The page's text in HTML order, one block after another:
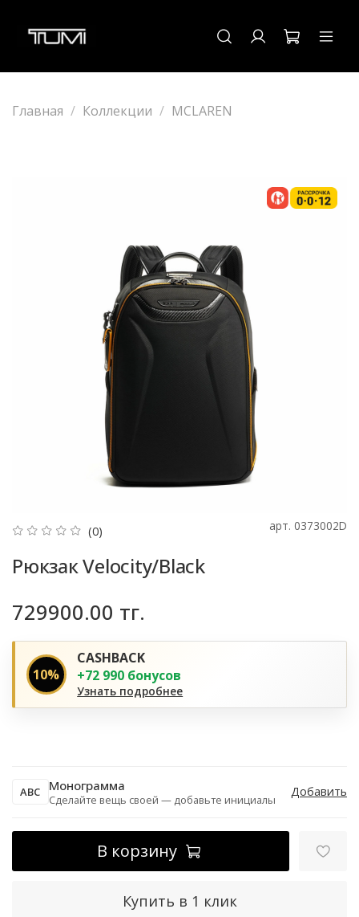
Главная Коллекции MCLAREN
(0) арт. 0373002D
Рюкзак Velocity/Black
729900.00 тг.
10%
CASHBACK
+72 990 бонусов
Узнать подробнее
ABC Монограмма
Сделайте вещь своей — добавьте инициалы
Добавить
В корзину
Купить в 1 клик